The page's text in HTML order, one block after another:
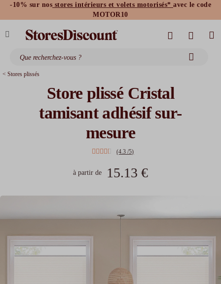
-10% sur nos stores intérieurs et volets motorisés* avec le code
MOTOR10
stores bannes standards
moustiquaires
< Stores plissés
Store plissé Cristal
tamisant adhésif sur-
mesure
(4.3 /5)
à partir de 15.13 €